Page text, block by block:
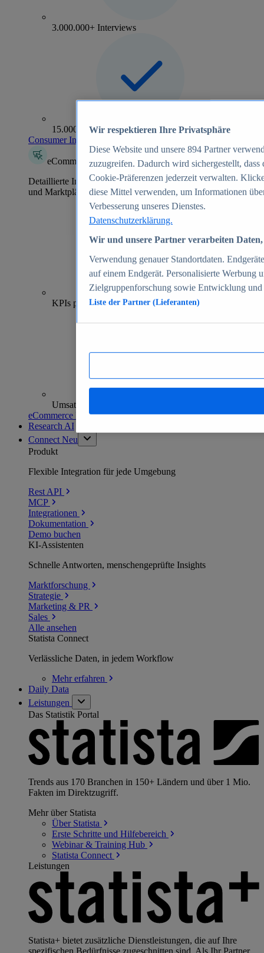
3.000.000+ Interviews
15.000+ Marken
Consumer Insights entdecken
eCommerce Insights
Detaillierte Informationen zu mehr als 39.000 Online-Shops
und Marktplätzen
70+
KPIs pro Shop
Umsatzanalysen und -prognosen
eCommerce Insights entdecken
Research AI
Connect Neu
Produkt
Flexible Integration für jede Umgebung
Rest API
MCP
Integrationen
Dokumentation
Demo buchen
KI-Assistenten
Schnelle Antworten, menschengeprüfte Insights
Marktforschung
Strategie
Marketing & PR
Sales
Alle ansehen
Statista Connect
Verlässliche Daten, in jedem Workflow
Mehrerfahren
Daily Data
Leistungen
Das Statistik Portal
Trends aus 170 Branchen in 150+ Ländern und über 1 Mio.
Fakten im Direktzugriff.
Mehr über Statista
Über Statista
Erste Schritte und Hilfebereich
Webinar & Training Hub
Statista Connect
Leistungen
Statista+ bietet zusätzliche Dienstleistungen, die auf Ihre
spezifischen Bedürfnisse zugeschnitten sind. Als Ihr Partner
Wir respektieren Ihre Privatsphäre
Diese Website und unsere 894 Partner
zuzugreifen. Dadurch wird sichergestellt,
Cookie-Präferenzen jederzeit verwalten.
diese Mittel verwenden, um Informationen
Verbesserung unseres Dienstes.
Datenschutzerklärung.
Wir und unsere Partner verarbeiten
Verwendung genauer Standortdaten.
auf einem Endgerät. Personalisierte Werbung
Zielgruppenforschung sowie Entwicklung
Liste der Partner (Lieferanten)